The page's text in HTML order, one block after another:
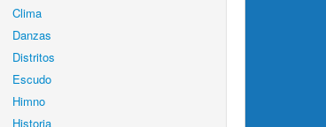
Clima
Danzas
Distritos
Escudo
Himno
Historia